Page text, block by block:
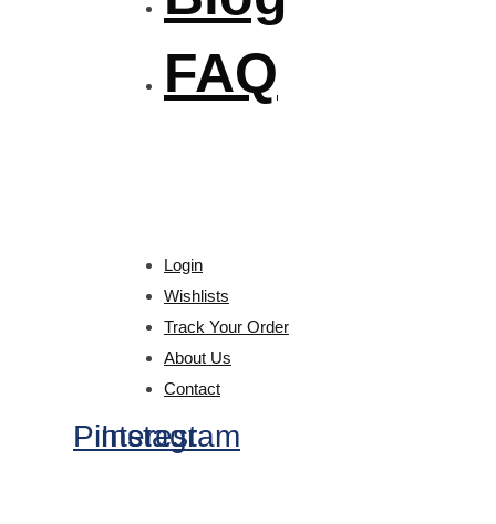
FAQ
Login
Wishlists
Track Your Order
About Us
Contact
Pinterest
Instagram